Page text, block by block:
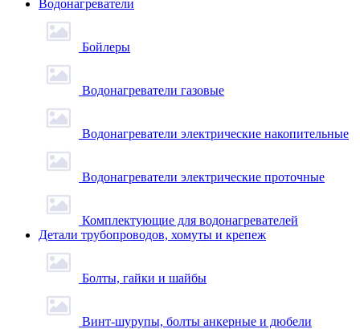
Водонагреватели
Бойлеры
Водонагреватели газовые
Водонагреватели электрические накопительные
Водонагреватели электрические проточные
Комплектующие для водонагревателей
Детали трубопроводов, хомуты и крепеж
Болты, гайки и шайбы
Винт-шурупы, болты анкерные и дюбели